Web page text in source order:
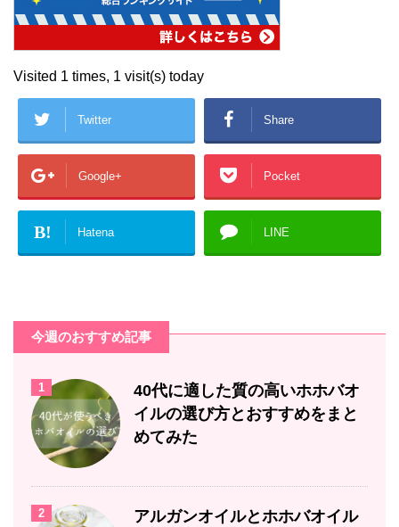
Visited 1 times, 1 visit(s) today
Twitter Share
Google+ Pocket
B! Hatena LINE
今週のおすすめ記事
1
40代に適した質の高いホホバオ
イルの選び方とおすすめをまと
めてみた
2
アルガンオイルとホホバオイル